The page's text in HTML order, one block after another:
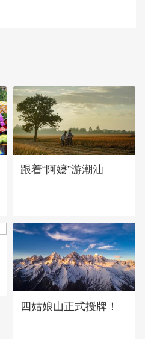
跟着“阿嬷”游潮汕
四姑娘山正式授牌！